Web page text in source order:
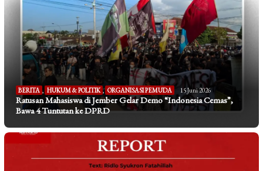
BERITA , HUKUM & POLITIK , ORGANISASI PEMUDA 15 Juni 2026
Ratusan Mahasiswa di Jember Gelar Demo “Indonesia Cemas”,
Bawa 4 Tuntutan ke DPRD